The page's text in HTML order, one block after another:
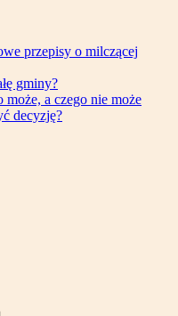
przepisy o milczącej
gminy?
a czego nie może
decyzję?